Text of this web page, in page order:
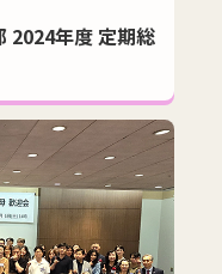
2024年度 定期総